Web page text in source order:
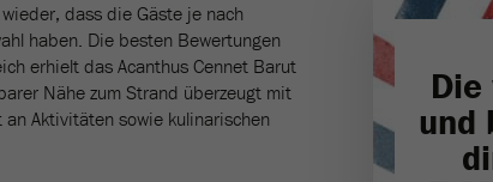
dass die Gäste je nach
haben. Die besten Bewertungen
erhielt das Acanthus Cennet Barut
Nähe zum Strand überzeugt mit
Aktivitäten sowie kulinarischen
und